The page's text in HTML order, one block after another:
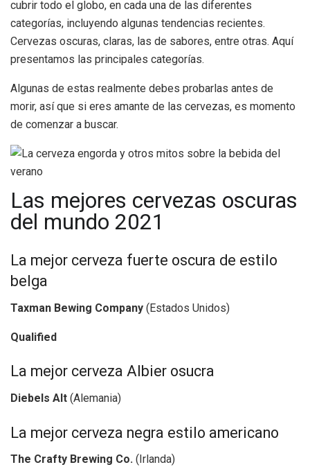
cubrir todo el globo, en cada una de las diferentes
categorías, incluyendo algunas tendencias recientes.
Cervezas oscuras, claras, las de sabores, entre otras. Aquí
presentamos las principales categorías.
Algunas de estas realmente debes probarlas antes de
morir, así que si eres amante de las cervezas, es momento
de comenzar a buscar.
Las mejores cervezas oscuras
del mundo 2021
La mejor cerveza fuerte oscura de estilo
belga
Taxman Bewing Company (Estados Unidos)
Qualified
La mejor cerveza Albier osucra
Diebels Alt (Alemania)
La mejor cerveza negra estilo americano
The Crafty Brewing Co. (Irlanda)